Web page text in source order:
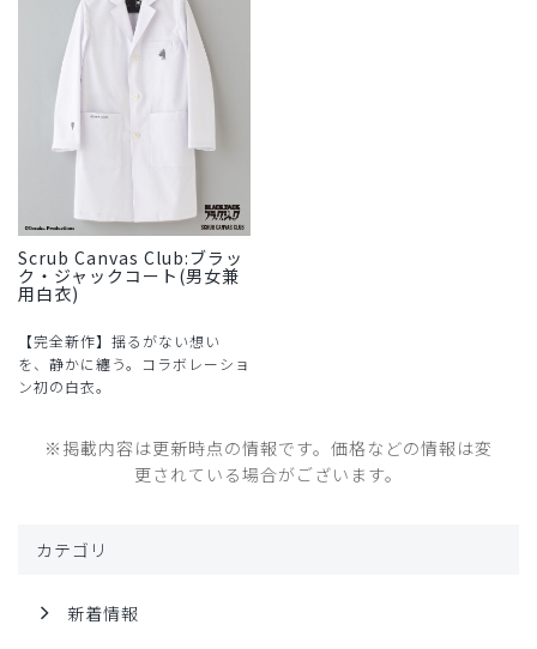
Scrub Canvas Club:ブラッ
ク・ジャックコート(男女兼
用白衣)
【完全新作】揺るがない想い
を、静かに纏う。コラボレーショ
ン初の白衣。
※掲載内容は更新時点の情報です。価格などの情報は変
更されている場合がございます。
カテゴリ
新着情報